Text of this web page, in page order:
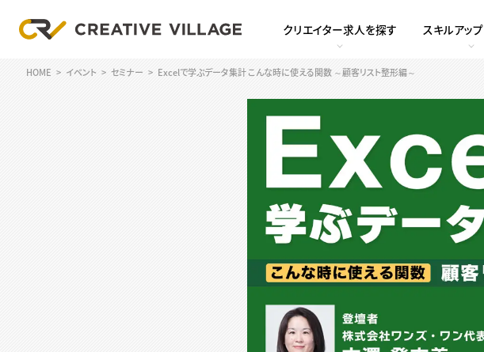
クリエイター求人を探す スキルアップ
HOME イベント セミナー Excelで学ぶデータ集計 こんな時に使える関数 ～顧客リスト整形編～